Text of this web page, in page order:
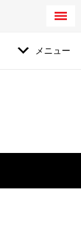
メニュー